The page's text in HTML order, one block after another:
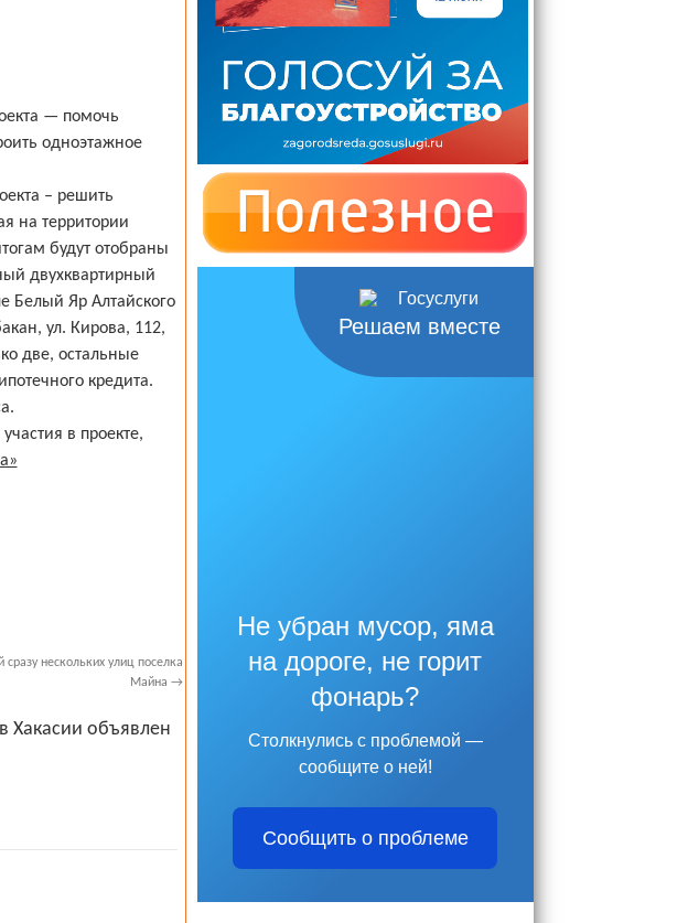
— помочь
одноэтажное
– решить
на территории
будут отобраны
двухквартирный
Белый Яр Алтайского
ул. Кирова, 112,
две, остальные
кредита.
в проекте,
нескольких улиц поселка
Майна →
Хакасии объявлен
Решаем вместе
Не убран мусор, яма
на дороге, не горит
фонарь?
Столкнулись с проблемой —
сообщите о ней!
Сообщить о проблеме